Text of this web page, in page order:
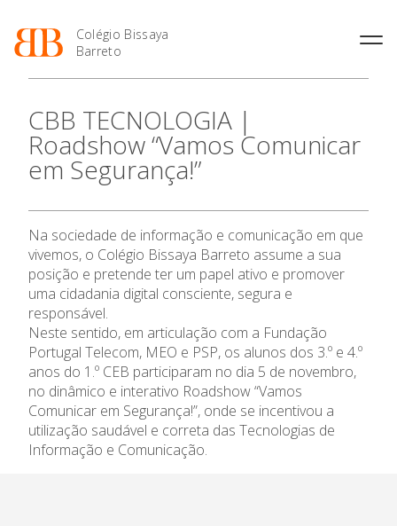
Colégio Bissaya
Barreto
O Colégio
Projeto Educativo
Organização
Colaboradores Docentes
Instalações
Ofertas de emprego
Regulamentos
Jornal “O Coreto”
Privacidade
Oferta Formativa
Enriquecimento Curricular
Oferta Curricular
Atividades Extracurriculares
Atividades de Interrupção
Letiva
Academia de LínguasEnsino Profissional
Profissionais
Matrículas
Horários e Manuais
Termalismo
Curso de Técnico/a de Apoio
à Família e à Comunidade
Ofertas de Emprego
Ano Letivo
2027
Calendários
Portal do Professor
de Educação
SIGE
Secretariado de Exames
Admissão
Informações
APEE
CBB TECNOLOGIA |
Roadshow “Vamos Comunicar
em Segurança!”
Na sociedade de informação e comunicação em que
vivemos, o Colégio Bissaya Barreto assume a sua
posição e pretende ter um papel ativo e promover
uma cidadania digital consciente, segura e
responsável.
Neste sentido, em articulação com a Fundação
Portugal Telecom, MEO e PSP, os alunos dos 3.º e 4.º
anos do 1.º CEB participaram no dia 5 de novembro,
no dinâmico e interativo Roadshow “Vamos
Comunicar em Segurança!”, onde se incentivou a
utilização saudável e correta das Tecnologias de
Informação e Comunicação.